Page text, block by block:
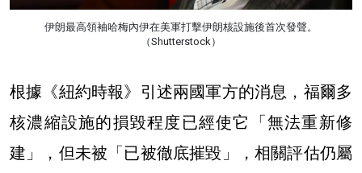
伊朗最高領袖哈梅內伊在美軍打擊伊朗核設施後首次發聲。
（Shutterstock）
根據《紐約時報》引述兩國軍方的消息，福爾多
核濃縮設施的損毀程度已經使它「無法重新修
建」，但未被「已被徹底摧毀」，相關評估仍屬